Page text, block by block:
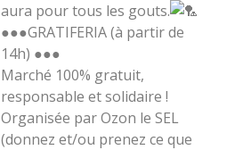
aura pour tous les gouts.
●●●GRATIFERIA (à partir de
14h) ●●●
Marché 100% gratuit,
responsable et solidaire !
Organisée par Ozon le SEL
(donnez et/ou prenez ce que